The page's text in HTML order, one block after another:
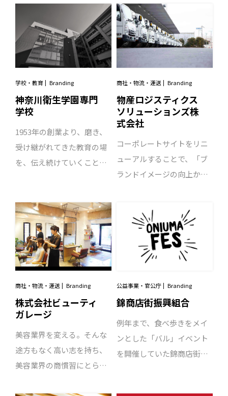
たのは会社案内パンフレッ
トの刷新。次いでタグライ
ン開発、ロゴマーク開発、
ステーショナリー開発、ロ
ードサインと、ひとつずつ
丁寧にVI開発を行い、企業
ブランディングを図りまし
た。
メッセージ開発をはじめ、
多くのコミュニケーション
ツールを制作し、コーポレ
ートブランドのイメージ統
一を図りました。同一のイ
メージを継続的に発信しつ
づけることで、より強固な
ブランドを確立していきま
す。
学校・教育 Branding
神奈川衛生学園専門
学校
1953年の創業より、磨き、
受け継がれてきた教育の場
を、伝え続けていくこと。
それが私たちに求められる
クリエイティブの命題。少
子高齢化により熾烈な学生
獲得が繰り広げられる教育
業界。その中でもキラリと
光るブランドであること
を、「質の高い教育で、命
を衛る人材を育てる」のブ
ランドコンセプトと、その
コンセプトに基づくブレの
ないデザインで、しっかり
川衛生学園のブランディン
商社・物流・運送 Branding
物産ロジスティクス
ソリューションズ株
式会社
コーポレートサイトをリニ
ューアルすることで、「ブ
ランドイメージの向上から
を受け、企業ブランド構築
プロジェクトはスタートし
ました。同社の強みは、30
年にわたりコンビニ物流を
支えてきた安定性と、失敗
を恐れず革新的な物流シス
リット。ヒアリングを重ね
て決定した「革新をつく
り、安心をつなぐ。」とい
商社・物流・運送 Branding
株式会社ビューティ
ガレージ
美容業界を変える。そんな
途方もなく高い志を持ち、
美容業界の商慣習にとらわ
公益事業・官公庁 Branding
錦商店街振興組合
例年まで、食べ歩きをメイ
ンとした「バル」イベント
を開催していた錦商店街で